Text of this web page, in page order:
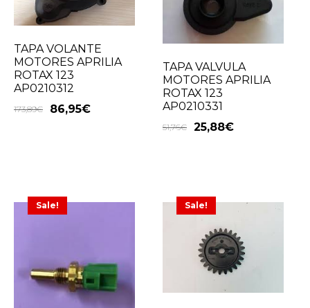
TAPA VOLANTE
MOTORES APRILIA
ROTAX 123
AP0210312
173,89€ 86,95€
TAPA VALVULA
MOTORES APRILIA
ROTAX 123
AP0210331
51,76€ 25,88€
Sale! Sale!